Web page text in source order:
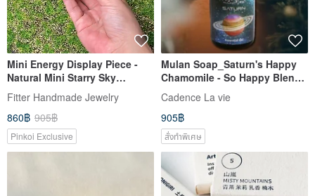
Mini Energy Display Piece -
Natural Mini Starry Sky
Amethyst Cluster, Amethyst,
Office, Healing
Fitter Handmade Jewelry
860฿ 905฿
Pinkoi Exclusive
Mulan Soap_Saturn's Happy
Chamomile - So Happy Blend
Essential Oil
Cadence La vie
905฿
สั่งทำพิเศษ